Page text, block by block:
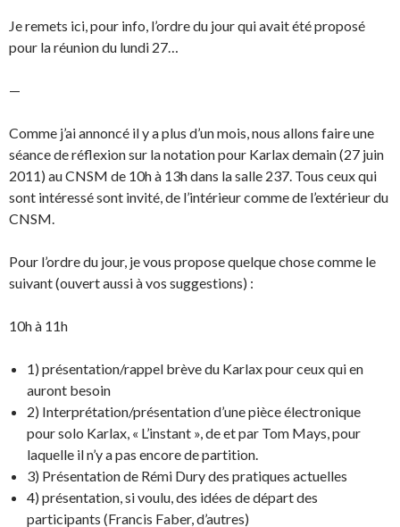
Je remets ici, pour info, l’ordre du jour qui avait été proposé
pour la réunion du lundi 27…
—
Comme j’ai annoncé il y a plus d’un mois, nous allons faire une
séance de réflexion sur la notation pour Karlax demain (27 juin
2011) au CNSM de 10h à 13h dans la salle 237. Tous ceux qui
sont intéressé sont invité, de l’intérieur comme de l’extérieur du
CNSM.
Pour l’ordre du jour, je vous propose quelque chose comme le
suivant (ouvert aussi à vos suggestions) :
10h à 11h
1) présentation/rappel brève du Karlax pour ceux qui en
auront besoin
2) Interprétation/présentation d’une pièce électronique
pour solo Karlax, « L’instant », de et par Tom Mays, pour
laquelle il n’y a pas encore de partition.
3) Présentation de Rémi Dury des pratiques actuelles
4) présentation, si voulu, des idées de départ des
participants (Francis Faber, d’autres)